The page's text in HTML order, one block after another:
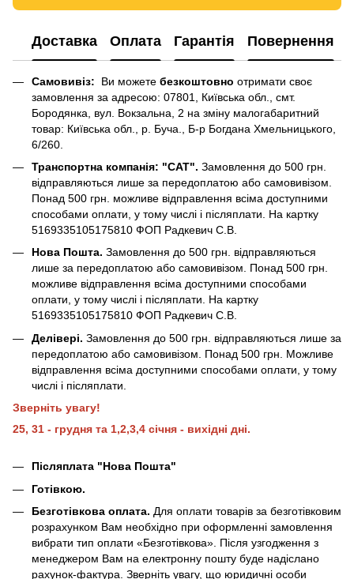
Доставка Оплата Гарантія Повернення
Самовивіз: Ви можете безкоштовно отримати своє
замовлення за адресою: 07801, Київська обл., смт.
Бородянка, вул. Вокзальна, 2 на зміну малогабаритний
товар: Київська обл., р. Буча., Б-р Богдана Хмельницького,
6/260.
Транспортна компанія: "САТ". Замовлення до 500 грн.
відправляються лише за передоплатою або самовивізом.
Понад 500 грн. можливе відправлення всіма доступними
способами оплати, у тому числі і післяплати. На картку
5169335105175810 ФОП Радкевич С.В.
Нова Пошта. Замовлення до 500 грн. відправляються
лише за передоплатою або самовивізом. Понад 500 грн.
можливе відправлення всіма доступними способами
оплати, у тому числі і післяплати. На картку
5169335105175810 ФОП Радкевич С.В.
Делівері. Замовлення до 500 грн. відправляються лише за
передоплатою або самовивізом. Понад 500 грн. Можливе
відправлення всіма доступними способами оплати, у тому
числі і післяплати.
Зверніть увагу!
25, 31 - грудня та 1,2,3,4 січня - вихідні дні.
Післяплата "Нова Пошта"
Готівкою.
Безготівкова оплата. Для оплати товарів за безготівковим
розрахунком Вам необхідно при оформленні замовлення
вибрати тип оплати «Безготівкова». Після узгодження з
менеджером Вам на електронну пошту буде надіслано
рахунок-фактура. Зверніть увагу, що юридичні особи